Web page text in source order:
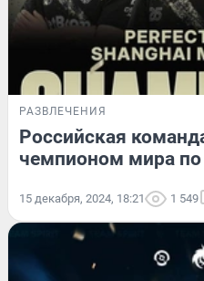
РАЗВЛЕЧЕНИЯ
Российская
чемпионом мира
15 декабря, 2024, 18:21 1 549